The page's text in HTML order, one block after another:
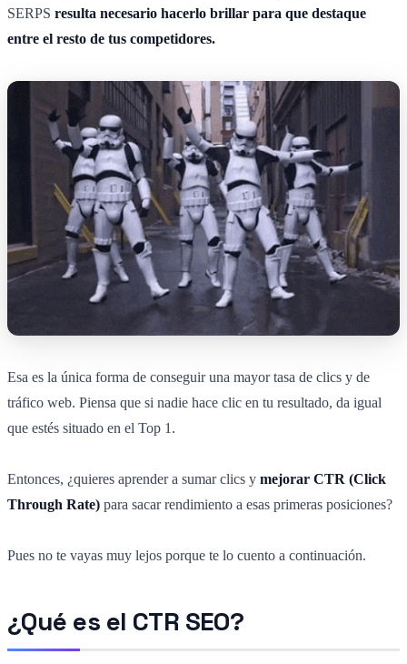
SERPS resulta necesario hacerlo brillar para que destaque
entre el resto de tus competidores.
Esa es la única forma de conseguir una mayor tasa de clics y de
tráfico web. Piensa que si nadie hace clic en tu resultado, da igual
que estés situado en el Top 1.
Entonces, ¿quieres aprender a sumar clics y mejorar CTR (Click
Through Rate) para sacar rendimiento a esas primeras posiciones?
Pues no te vayas muy lejos porque te lo cuento a continuación.
¿Qué es el CTR SEO?